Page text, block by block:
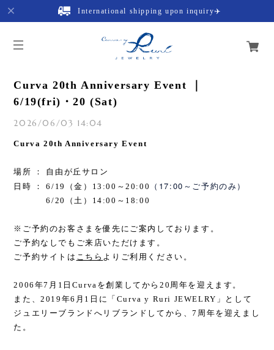
International shipping upon inquiry✈️
Curva 20th Anniversary Event ｜
6/19(fri)・20 (Sat)
2026/06/03 14:04
Curva 20th Anniversary Event
場所 ： 自由が丘サロン
日時 ： 6/19（金）13:00～20:00
（17:00～ご予約のみ）
6/20（土）14:00～18:00
※ご予約のお客さまを優先にご案内しております。
ご予約なしでもご来店いただけます。
ご予約サイトは こちら よりご利用ください。
2006年7月1日Curvaを創業してから20周年を迎えます。
また、2019年6月1日に「Curva y Ruri JEWELRY」として
ジュエリーブランドへリブランドしてから、7周年を迎えまし
た。